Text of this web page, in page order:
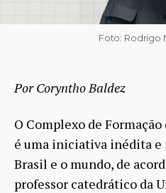
Foto: Rodrigo
Por Coryntho Baldez
O Complexo de Formação
é uma iniciativa inédita e
Brasil e o mundo, de
professor catedrático da